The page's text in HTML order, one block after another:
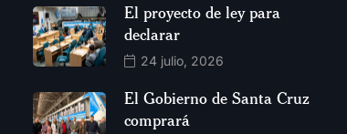
El proyecto de ley para
declarar
24 julio, 2026
El Gobierno de Santa Cruz
comprará